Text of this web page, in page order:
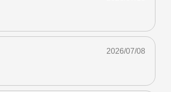
2026/07/08